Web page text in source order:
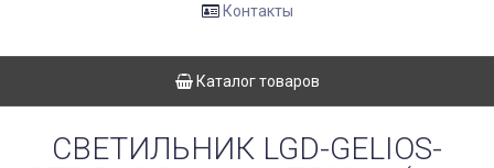
Контакты
Каталог товаров
СВЕТИЛЬНИК LGD-GELIOS-